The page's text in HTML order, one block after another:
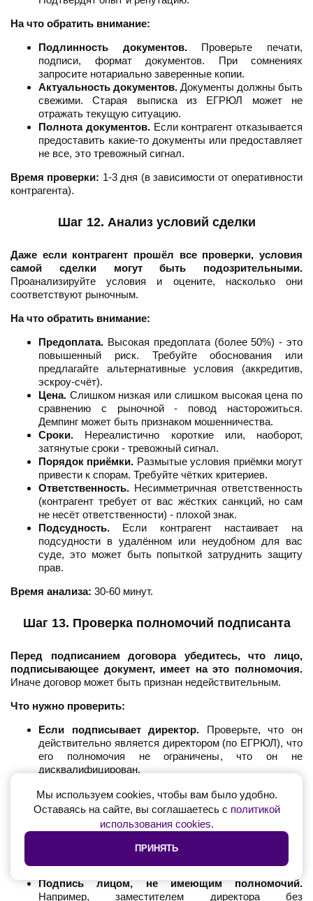
На что обратить внимание:
Подлинность документов.Проверьте печати,
подписи, формат документов. При сомнениях
запросите нотариально заверенные копии.
Актуальность документов. Документы должны быть
свежими. Старая выписка из ЕГРЮЛ может не
отражать текущую ситуацию.
Полнота документов.Если контрагент отказывается
предоставить какие-то документы или предоставляет
не все, это тревожный сигнал.
Время проверки: 1-3 дня (в зависимости от оперативности
контрагента).
Шаг 12. Анализ условий сделки
Даже если контрагент прошёл все проверки, условия
самой сделки могут быть подозрительными.
Проанализируйте условия и оцените, насколько они
соответствуют рыночным.
На что обратить внимание:
Предоплата. Высокая предоплата (более 50%) - это
повышенный риск. Требуйте обоснования или
предлагайте альтернативные условия (аккредитив,
эскроу-счёт).
Цена. Слишком низкая или слишком высокая цена по
сравнению с рыночной - повод насторожиться.
Демпинг может быть признаком мошенничества.
Сроки. Нереалистично короткие или, наоборот,
затянутые сроки - тревожный сигнал.
Порядок приёмки. Размытые условия приёмки могут
привести к спорам. Требуйте чётких критериев.
Ответственность. Несимметричная ответственность
(контрагент требует от вас жёстких санкций, но сам
не несёт ответственности) - плохой знак.
Подсудность. Если контрагент настаивает на
подсудности в удалённом или неудобном для вас
суде, это может быть попыткой затруднить защиту
прав.
Время анализа: 30-60 минут.
Шаг 13. Проверка полномочий подписанта
Перед подписанием договора убедитесь, что лицо,
подписывающее документ, имеет на это полномочия.
Иначе договор может быть признан недействительным.
Что нужно проверить:
Если подписывает директор. Проверьте, что он
действительно является директором (по ЕГРЮЛ), что
его полномочия не ограничены, что он не
дисквалифицирован.
доверенность: срок действия, объём полномочий,
право подписи договоров, право передоверия.
Если подписывает ИП. Проверьте паспорт и
Типичные ошибки:
Подпись лицом, не имеющим полномочий.
Например, заместителем директора без
Мы используем cookies, чтобы вам было удобно.
Оставаясь на сайте, вы соглашаетесь с политикой
использования cookies.
ПРИНЯТЬ